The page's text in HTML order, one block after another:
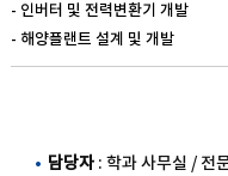
- 인버터 및 전력변환기 개발
- 해양플랜트 설계 및 개발
담당자 : 학과 사무실 / 전